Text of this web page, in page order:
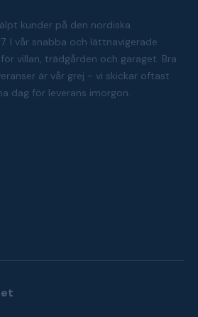
kunder på den nordiska
I vår snabba och lättnavigerade
villan, trädgården och garaget. Bra
är vår grej - vi skickar oftast
dag för leverans imorgon.